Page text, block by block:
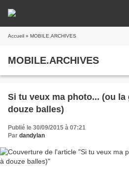
Accueil » MOBILE.ARCHIVES
MOBILE.ARCHIVES
Si tu veux ma photo... (ou la
douze balles)
Publié le 30/09/2015 à 07:21
Par dandylan